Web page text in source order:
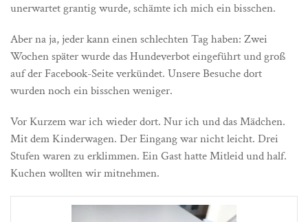
unerwartet grantig wurde, schämte ich mich ein bisschen.
Aber na ja, jeder kann einen schlechten Tag haben: Zwei
Wochen später wurde das Hundeverbot eingeführt und groß
auf der Facebook-Seite verkündet. Unsere Besuche dort
wurden noch ein bisschen weniger.
Vor Kurzem war ich wieder dort. Nur ich und das Mädchen.
Mit dem Kinderwagen. Der Eingang war nicht leicht. Drei
Stufen waren zu erklimmen. Ein Gast hatte Mitleid und half.
Kuchen wollten wir mitnehmen.